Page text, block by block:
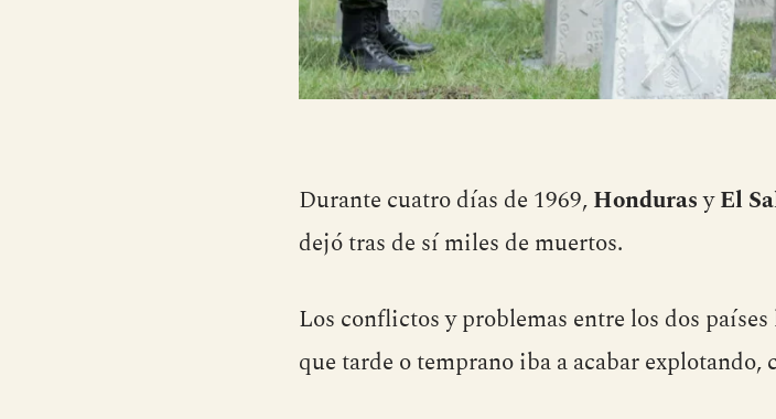
Durante cuatro días de 1969,HondurasyEl
dejó tras de sí miles de muertos.
Los conflictos y problemas entre los dos
que tarde o temprano iba a acabar